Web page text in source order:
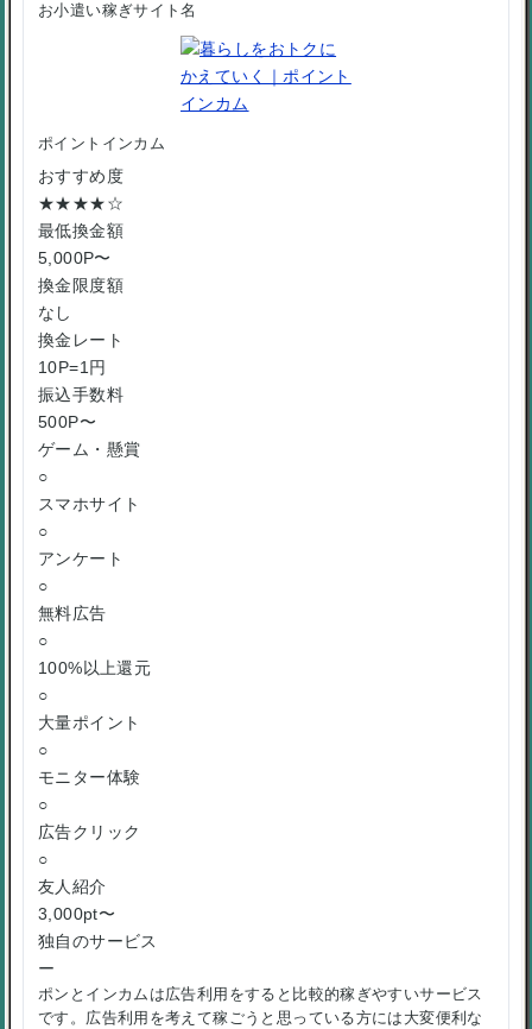
お小遣い稼ぎサイト名
ポイントインカム
おすすめ度
★★★★☆
最低換金額
5,000P〜
換金限度額
なし
換金レート
10P=1円
振込手数料
500P〜
ゲーム・懸賞
○
スマホサイト
○
アンケート
○
無料広告
○
100%以上還元
○
大量ポイント
○
モニター体験
○
広告クリック
○
友人紹介
3,000pt〜
独自のサービス
ー
ポンとインカムは広告利用をすると比較的稼ぎやすいサービス
です。広告利用を考えて稼ごうと思っている方には大変便利な